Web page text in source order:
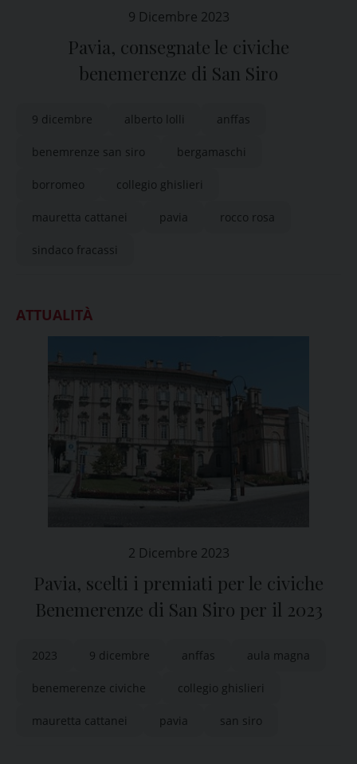
9 Dicembre 2023
Pavia, consegnate le civiche
benemerenze di San Siro
9 dicembre alberto lolli anffas
benemrenze san siro bergamaschi
borromeo collegio ghislieri
mauretta cattanei pavia rocco rosa
sindaco fracassi
ATTUALITÀ
2 Dicembre 2023
Pavia, scelti i premiati per le civiche
Benemerenze di San Siro per il 2023
2023 9 dicembre anffas aula magna
benemerenze civiche collegio ghislieri
mauretta cattanei pavia san siro